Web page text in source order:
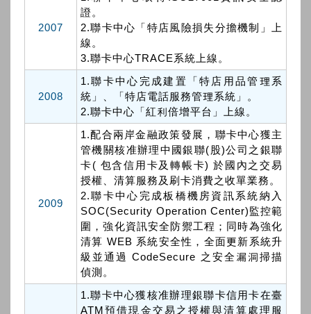
2007
證。
2.聯卡中心「特店風險損失分擔機制」上
線。
3.聯卡中心TRACE系統上線。
2008
1.聯卡中心完成建置「特店用品管理系
統」、「特店電話服務管理系統」。
2.聯卡中心「紅利倍增平台」上線。
2009
1.配合兩岸金融政策發展，聯卡中心獲主
管機關核准辦理中國銀聯(股)公司之銀聯
卡( 包含信用卡及轉帳卡) 於國內之交易
授權、清算服務及刷卡消費之收單業務。
2.聯卡中心完成板橋機房資訊系統納入
SOC(Security Operation Center)監控範
圍，強化資訊安全防禦工程；同時為強化
清算 WEB 系統安全性，全面更新系統升
級並通過 CodeSecure 之安全漏洞掃描
偵測。
1.聯卡中心獲核准辦理銀聯卡信用卡在臺
ATM預借現金交易之授權與清算處理服